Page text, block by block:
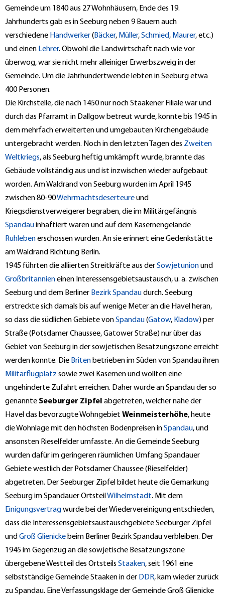
Gemeinde um 1840 aus 27 Wohnhäusern, Ende des 19.
Jahrhunderts gab es in Seeburg neben 9 Bauern auch
verschiedene Handwerker(Bäcker, Müller,Schmied, Maurer, etc.)
und einen Lehrer. Obwohl die Landwirtschaft nach wie vor
überwog, war sie nicht mehr alleiniger Erwerbszweig in der
Gemeinde. Um die Jahrhundertwende lebten in Seeburg etwa
400 Personen.
Die Kirchstelle, die nach 1450 nur noch Staakener Filiale war und
durch das Pfarramt in Dallgow betreut wurde, konnte bis 1945 in
dem mehrfach erweiterten und umgebauten Kirchengebäude
untergebracht werden. Noch in den letzten Tagen des Zweiten
Weltkriegs, als Seeburg heftig umkämpft wurde, brannte das
Gebäude vollständig aus und ist inzwischen wieder aufgebaut
worden. Am Waldrand von Seeburg wurden im April 1945
zwischen 80-90Wehrmachtsdeserteureund
Kriegsdienstverweigerer begraben, die im Militärgefängnis
Spandauinhaftiert waren und auf dem Kasernengelände
Ruhlebenerschossen wurden. An sie erinnert eine Gedenkstätte
am Waldrand Richtung Berlin.
1945 führten die alliierten Streitkräfte aus derSowjetunionund
Großbritannieneinen Interessensgebietsaustausch, u. a. zwischen
Seeburg und dem Berliner Bezirk Spandaudurch. Seeburg
erstreckte sich damals bis auf wenige Meter an die Havel heran,
so dass die südlichen Gebiete vonSpandau(Gatow, Kladow) per
Straße (Potsdamer Chaussee, Gatower Straße) nur über das
Gebiet von Seeburg in der sowjetischen Besatzungszone erreicht
werden konnte. Die Briten betrieben im Süden von Spandau ihren
Militärflugplatz sowie zwei Kasernen und wollten eine
ungehinderte Zufahrt erreichen. Daher wurde an Spandau der so
genannte Seeburger Zipfel abgetreten, welcher nahe der
Havel das bevorzugte Wohngebiet Weinmeisterhöhe, heute
die Wohnlage mit den höchsten Bodenpreisen inSpandau, und
ansonsten Rieselfelder umfasste. An die Gemeinde Seeburg
wurden dafür im geringeren räumlichen Umfang Spandauer
Gebiete westlich der Potsdamer Chaussee (Rieselfelder)
abgetreten. Der Seeburger Zipfel bildet heute die Gemarkung
Seeburg im Spandauer Ortsteil Wilhelmstadt. Mit dem
Einigungsvertragwurde bei der Wiedervereinigung entschieden,
dass die Interessensgebietsaustauschgebiete Seeburger Zipfel
und Groß Glienicke beim Berliner Bezirk Spandau verbleiben. Der
1945 im Gegenzug an die sowjetische Besatzungszone
übergebene Westteil des Ortsteils Staaken, seit 1961 eine
selbstständige Gemeinde Staaken in der DDR, kam wieder zurück
zu Spandau. Eine Verfassungsklage der Gemeinde Groß Glienicke